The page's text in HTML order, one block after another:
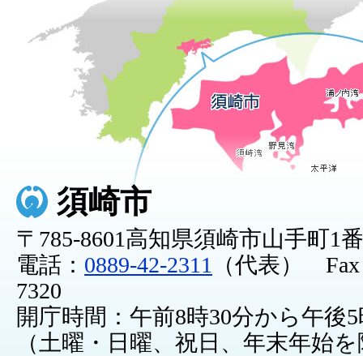
須崎市
〒785-8601高知県須崎市山手町1
電話： 0889-42-2311
（代表） Fax
7320
開庁時間：午前8時30分から午後
（土曜・日曜、祝日、年末年始